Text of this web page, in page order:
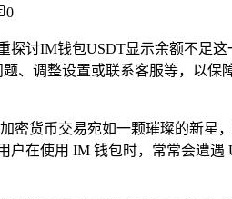
0
探讨IM钱包USDT显示余额不足
、调整设置或联系客服等，以
密货币交易宛如一颗璀璨的新
户在使用 IM 钱包时，常常会遭